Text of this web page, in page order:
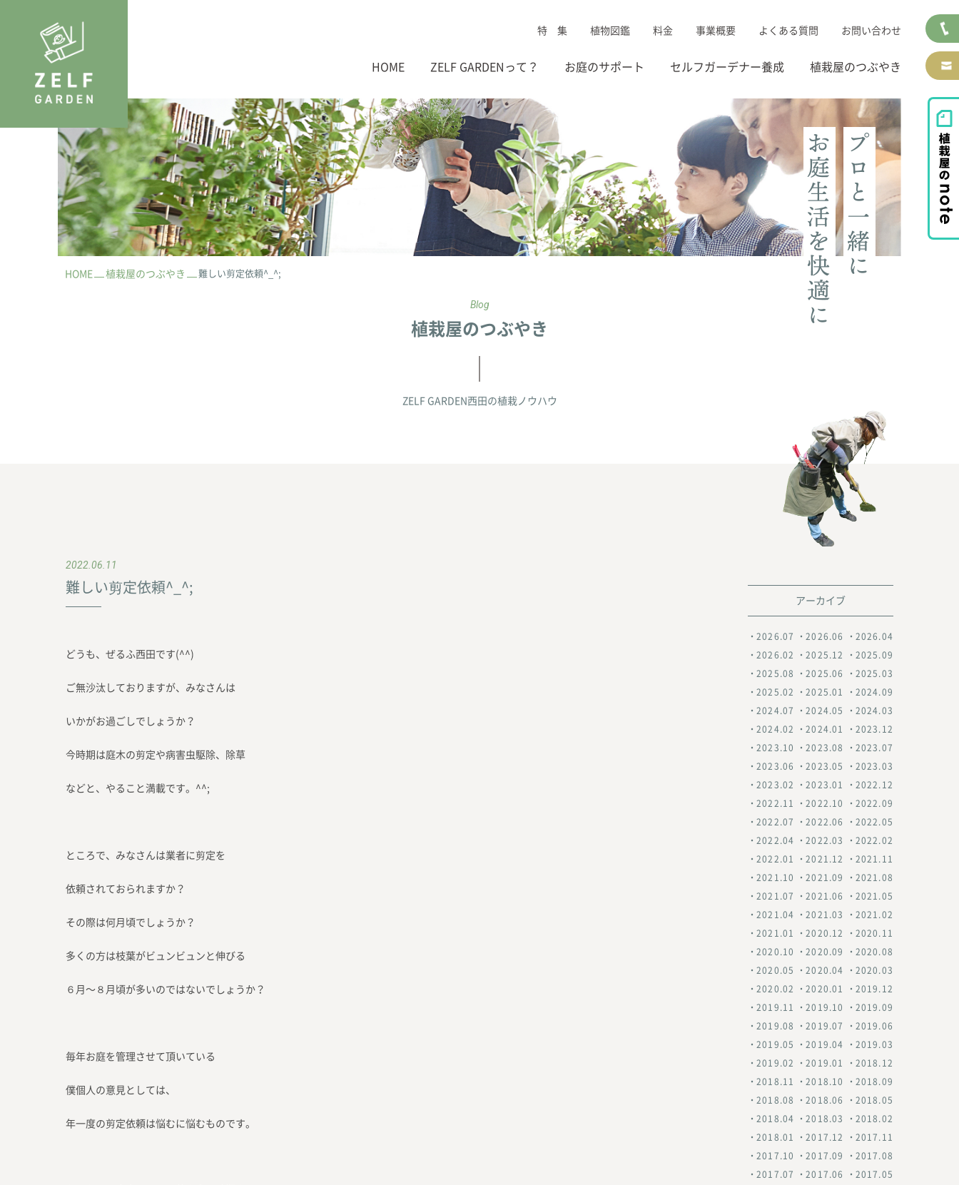
HOME ZELF GARDENって？ お庭のサポート セルフガーデナー養成 植栽屋のつぶやき
特 集 植物図鑑 料金 事業概要 よくある質問 お問い合わせ
HOME 植栽屋のつぶやき 難しい剪定依頼^_^;
Blog
植栽屋のつぶやき
ZELF GARDEN西田の植栽ノウハウ
2022.06.11
難しい剪定依頼^_^;
どうも、ぜるふ西田です(^^)
ご無沙汰しておりますが、みなさんは
いかがお過ごしでしょうか？
今時期は庭木の剪定や病害虫駆除、除草
などと、やること満載です。^^;
ところで、みなさんは業者に剪定を
依頼されておられますか？
その際は何月頃でしょうか？
多くの方は枝葉がビュンビュンと伸びる
６月〜８月頃が多いのではないでしょうか？
毎年お庭を管理させて頂いている
僕個人の意見としては、
年一度の剪定依頼は悩むに悩むものです。
アーカイブ
2026.07 2026.06 2026.04
2026.02 2025.12 2025.09
2025.08 2025.06 2025.03
2025.02 2025.01 2024.09
2024.07 2024.05 2024.03
2024.02 2024.01 2023.12
2023.10 2023.08 2023.07
2023.06 2023.05 2023.03
2023.02 2023.01 2022.12
2022.11 2022.10 2022.09
2022.07 2022.06 2022.05
2022.04 2022.03 2022.02
2022.01 2021.12 2021.11
2021.10 2021.09 2021.08
2021.07 2021.06 2021.05
2021.04 2021.03 2021.02
2021.01 2020.12 2020.11
2020.10 2020.09 2020.08
2020.05 2020.04 2020.03
2020.02 2020.01 2019.12
2019.11 2019.10 2019.09
2019.08 2019.07 2019.06
2019.05 2019.04 2019.03
2019.02 2019.01 2018.12
2018.11 2018.10 2018.09
2018.08 2018.06 2018.05
2018.04 2018.03 2018.02
2018.01 2017.12 2017.11
2017.10 2017.09 2017.08
2017.07 2017.06 2017.05